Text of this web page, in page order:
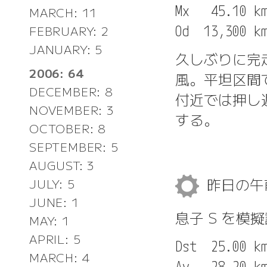
MARCH: 11
FEBRUARY: 2
JANUARY: 5
2006: 64
DECEMBER: 8
NOVEMBER: 3
OCTOBER: 8
SEPTEMBER: 5
AUGUST: 3
JULY: 5
JUNE: 1
MAY: 1
APRIL: 5
MARCH: 4
Mx   45.10
久しぶりに
風。平坦区
付近では押
する。
昨日の
息子 S を模
Dst  25.00